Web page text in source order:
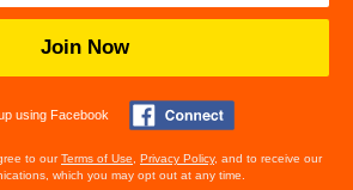
Join Now
using Facebook
to ourTerms of Use Privacy Policy, and to receive our
which you may opt out at any time.